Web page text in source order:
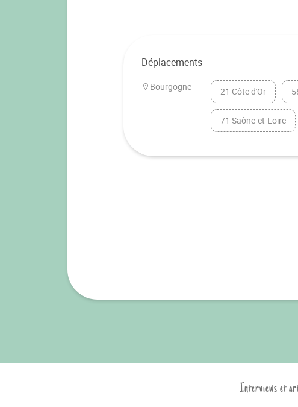
Déplacements
Bourgogne 21 Côte d'Or
71 Saône-et-Loire
Interviews et